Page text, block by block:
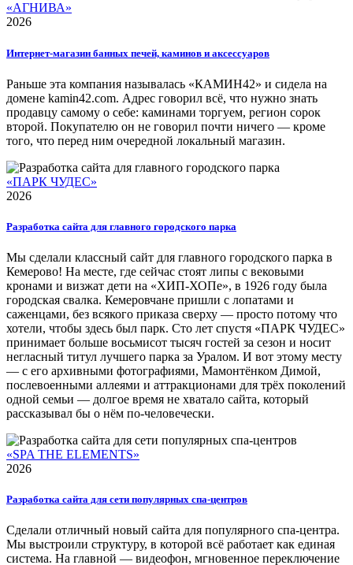
«АГНИВА»
2026
Интернет-магазин банных печей, каминов и аксессуаров
Раньше эта компания называлась «КАМИН42» и сидела на
домене kamin42.com. Адрес говорил всё, что нужно знать
продавцу самому о себе: каминами торгуем, регион сорок
второй. Покупателю он не говорил почти ничего — кроме
того, что перед ним очередной локальный магазин.
«ПАРК ЧУДЕС»
2026
Разработка сайта для главного городского парка
Мы сделали классный сайт для главного городского парка в
Кемерово! На месте, где сейчас стоят липы с вековыми
кронами и визжат дети на «ХИП-ХОПе», в 1926 году была
городская свалка. Кемеровчане пришли с лопатами и
саженцами, без всякого приказа сверху — просто потому что
хотели, чтобы здесь был парк. Сто лет спустя «ПАРК ЧУДЕС»
принимает больше восьмисот тысяч гостей за сезон и носит
негласный титул лучшего парка за Уралом. И вот этому месту
— с его архивными фотографиями, Мамонтёнком Димой,
послевоенными аллеями и аттракционами для трёх поколений
одной семьи — долгое время не хватало сайта, который
рассказывал бы о нём по-человечески.
«SPA THE ELEMENTS»
2026
Разработка сайта для сети популярных спа-центров
Сделали отличный новый сайта для популярного спа-центра.
Мы выстроили структуру, в которой всё работает как единая
система. На главной — видеофон, мгновенное переключение